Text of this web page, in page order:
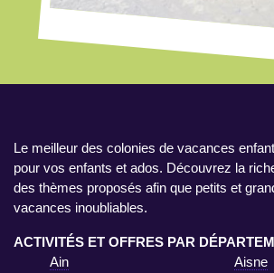
Le meilleur des colonies de vacances
pour vos enfants et ados. Découvrez la
des thèmes proposés afin que petits et
vacances inoubliables.
ACTIVITÉS ET OFFRES PAR
Ain
Aisne